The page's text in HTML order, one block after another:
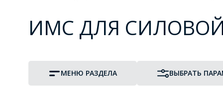
ИМС ДЛЯ
МЕНЮ РАЗДЕЛА ВЫБРАТЬ